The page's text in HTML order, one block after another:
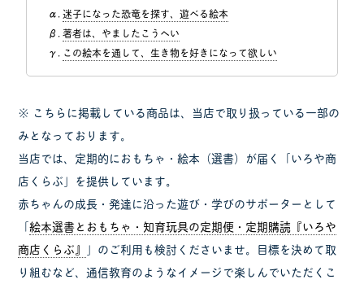
迷子になった恐竜を探す、遊べる絵本
著者は、やましたこうへい
この絵本を通して、生き物を好きになって欲しい
※ こちらに掲載している商品は、当店で取り扱っている一部の
みとなっております。
当店では、定期的におもちゃ・絵本（選書）が届く「いろや商
店くらぶ」を提供しています。
赤ちゃんの成長・発達に沿った遊び・学びのサポーターとして
「絵本選書とおもちゃ・知育玩具の定期便・定期購読『いろや
商店くらぶ』 」のご利用も検討くださいませ。目標を決めて取
り組むなど、通信教育のようなイメージで楽しんでいただくこ